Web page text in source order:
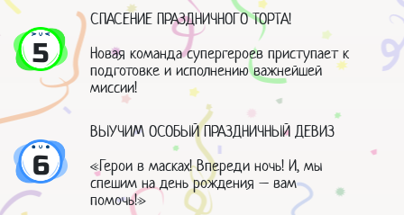
5
СПАСЕНИЕ ПРАЗДНИЧНОГО ТОРТА!
Новая команда супергероев приступает к
подготовке и исполнению важнейшей
миссии!
6
ВЫУЧИМ ОСОБЫЙ ПРАЗДНИЧНЫЙ ДЕВИЗ
«Герои в масках! Впереди ночь! И, мы
спешим на день рождения – вам
помочь!»